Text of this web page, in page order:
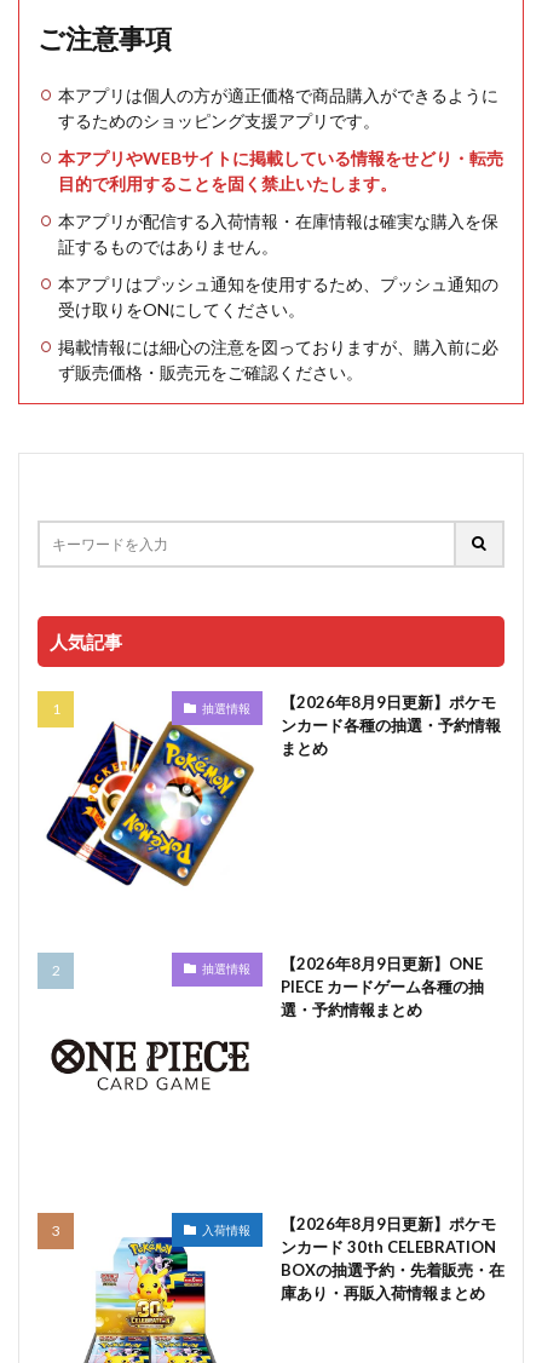
ご注意事項
本アプリは個人の方が適正価格で商品購入ができるように
するためのショッピング支援アプリです。
本アプリやWEBサイトに掲載している情報をせどり・転売
目的で利用することを固く禁止いたします。
本アプリが配信する入荷情報・在庫情報は確実な購入を保
証するものではありません。
本アプリはプッシュ通知を使用するため、プッシュ通知の
受け取りをONにしてください。
掲載情報には細心の注意を図っておりますが、購入前に必
ず販売価格・販売元をご確認ください。
人気記事
抽選情報
【2026年8月9日更新】ポケモ
ンカード各種の抽選・予約情報
まとめ
抽選情報
【2026年8月9日更新】ONE
PIECE カードゲーム各種の抽
選・予約情報まとめ
入荷情報
【2026年8月9日更新】ポケモ
ンカード 30th CELEBRATION
BOXの抽選予約・先着販売・在
庫あり・再販入荷情報まとめ